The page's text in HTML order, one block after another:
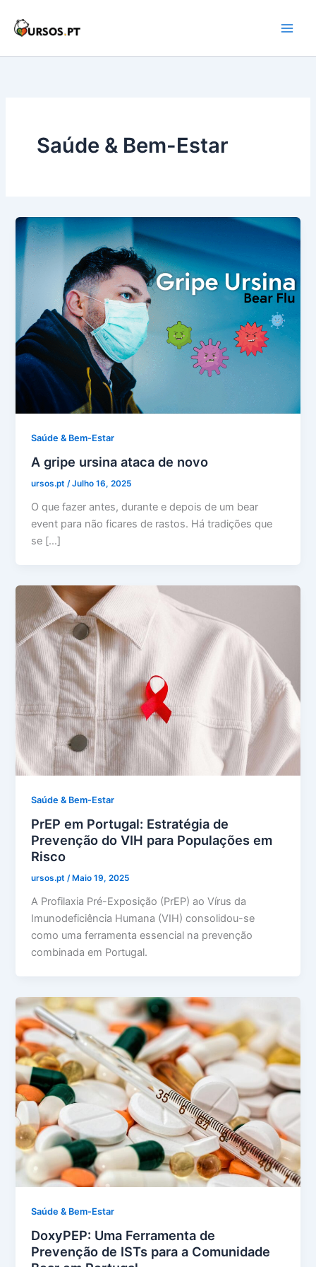
Saúde & Bem-Estar
Saúde & Bem-Estar
A gripe ursina ataca de novo
ursos.pt/Julho 16, 2025
O que fazer antes, durante e depois de um bear
event para não ficares de rastos. Há tradições que
se […]
Saúde & Bem-Estar
PrEP em Portugal: Estratégia de
Prevenção do VIH para Populações em
Risco
ursos.pt/ Maio 19, 2025
A Profilaxia Pré-Exposição (PrEP) ao Vírus da
Imunodeficiência Humana (VIH) consolidou-se
como uma ferramenta essencial na prevenção
combinada em Portugal.
Saúde & Bem-Estar
DoxyPEP: Uma Ferramenta de
Prevenção de ISTs para a Comunidade